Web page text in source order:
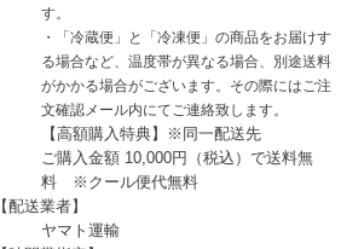
す。
・「冷蔵便」と「冷凍便」の商品をお届けす
る場合など、温度帯が異なる場合、別途送料
がかかる場合がございます。その際にはご注
文確認メール内にてご連絡致します。
【高額購入特典】※同一配送先
ご購入金額 10,000円（税込）で送料無
料 ※クール便代無料
【配送業者】
ヤマト運輸